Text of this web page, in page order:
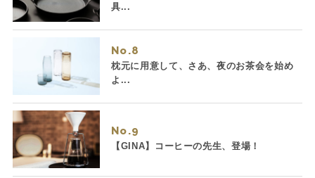
具...
No.
枕元に用意して、さあ、夜のお茶会を始め
よ...
No.
【GINA】コーヒーの先生、登場！